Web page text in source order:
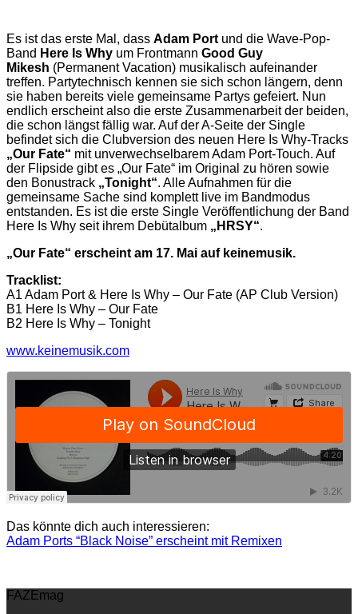
Es ist das erste Mal, dass Adam Port und die Wave-Pop-
Band Here Is Why um Frontmann Good Guy
Mikesh (Permanent Vacation) musikalisch aufeinander
treffen. Partytechnisch kennen sie sich schon längern, denn
sie haben bereits viele gemeinsame Partys gefeiert. Nun
endlich erscheint also die erste Zusammenarbeit der beiden,
die schon längst fällig war. Auf der A-Seite der Single
befindet sich die Clubversion des neuen Here Is Why-Tracks
„Our Fate“ mit unverwechselbarem Adam Port-Touch. Auf
der Flipside gibt es „Our Fate“ im Original zu hören sowie
den Bonustrack „Tonight“. Alle Aufnahmen für die
gemeinsame Sache sind komplett live im Bandmodus
entstanden. Es ist die erste Single Veröffentlichung der Band
Here Is Why seit ihrem Debütalbum „HRSY“.
„Our Fate“ erscheint am 17. Mai auf keinemusik.
Tracklist:
A1 Adam Port & Here Is Why – Our Fate (AP Club Version)
B1 Here Is Why – Our Fate
B2 Here Is Why – Tonight
www.keinemusik.com
Das könnte dich auch interessieren:
Adam Ports “Black Noise” erscheint mit Remixen
FAZEmag